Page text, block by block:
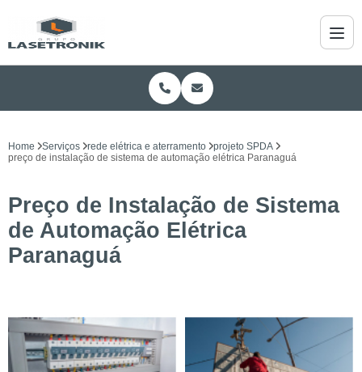
Home Serviços rede elétrica e aterramento
projeto SPDA
preço de instalação de sistema de automação elétrica Paranaguá
Preço de Instalação de Sistema
de Automação Elétrica
Paranaguá